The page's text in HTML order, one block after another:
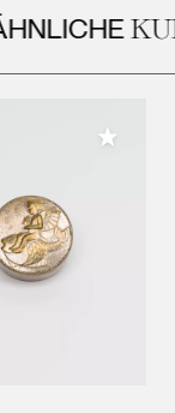
Meiner